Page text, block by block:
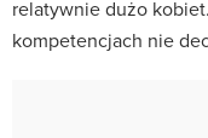
relatywnie dużo
kompetencjach nie